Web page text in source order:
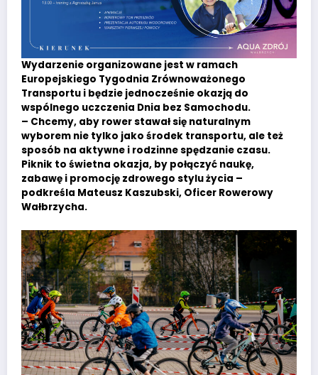
Wydarzenie organizowane jest w ramach
Europejskiego Tygodnia Zrównoważonego
Transportu i będzie jednocześnie okazją do
wspólnego uczczenia Dnia bez Samochodu.
– Chcemy, aby rower stawał się naturalnym
wyborem nie tylko jako środek transportu, ale też
sposób na aktywne i rodzinne spędzanie czasu.
Piknik to świetna okazja, by połączyć naukę,
zabawę i promocję zdrowego stylu życia –
podkreśla Mateusz Kaszubski, Oficer Rowerowy
Wałbrzycha.